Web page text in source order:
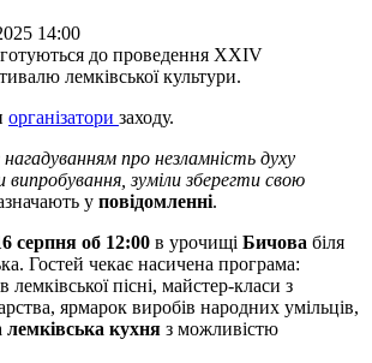
14:00
до проведення ХХІV
лемківської культури.
організатори заходу.
про незламність духу
випробування, зуміли зберегти свою
у повідомленні.
серпня об 12:00 в урочищі Бичова біля
Гостей чекає насичена програма:
пісні, майстер-класи з
ярмарок виробів народних умільців,
лемківська кухня з можливістю